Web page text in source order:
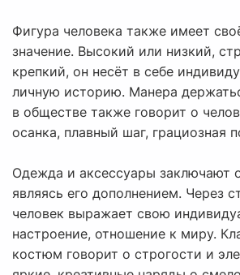
Фигура человека также имеет
значение. Высокий или низкий,
крепкий, он несёт в себе
личную историю. Манера
в обществе также говорит о
осанка, плавный шаг, грациозная
Одежда и аксессуары заключают
являясь его дополнением. Через
человек выражает свою
настроение, отношение к миру.
костюм говорит о строгости и